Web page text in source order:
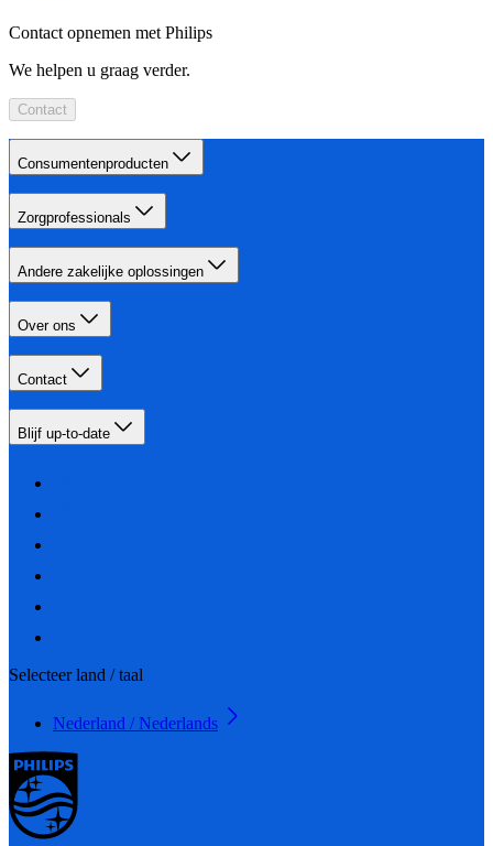
Contact opnemen met Philips
We helpen u graag verder.
Contact
Consumentenproducten
Zorgprofessionals
Andere zakelijke oplossingen
Over ons
Contact
Blijf up-to-date
Selecteer land / taal
Nederland / Nederlands